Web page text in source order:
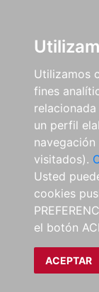
Utilizamos
fines
un perfil
visitados).
Usted
cookies
el botón
ACEPTAR